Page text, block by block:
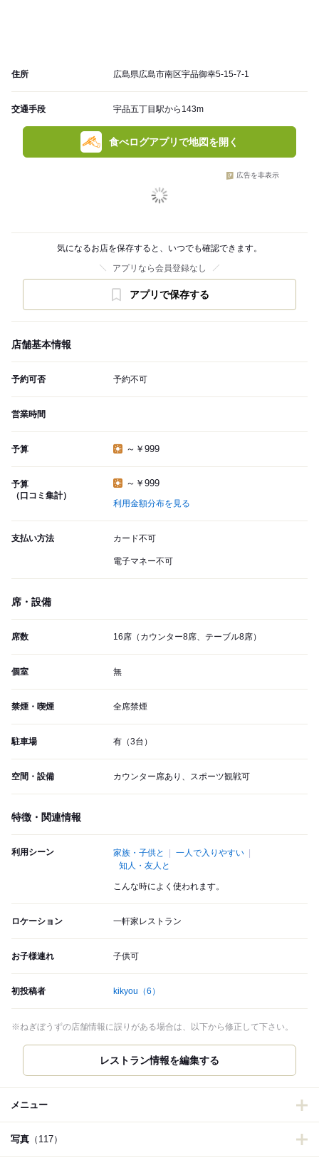
住所 広島県広島市南区宇品御幸5-15-7-1
交通手段 宇品五丁目駅から143m
食べログアプリで地図を開く
広告を非表示
気になるお店を保存すると、いつでも確認できます。
アプリなら会員登録なし
アプリで保存する
店舗基本情報
予約可否 予約不可
営業時間
予算 ～￥999
予算
（口コミ集計）
～￥999
利用金額分布を見る
支払い方法 カード不可
電子マネー不可
席・設備
席数 16席（カウンター8席、テーブル8席）
個室 無
禁煙・喫煙 全席禁煙
駐車場 有（3台）
空間・設備 カウンター席あり、スポーツ観戦可
特徴・関連情報
利用シーン 家族・子供と
一人で入りやすい
知人・友人と
こんな時によく使われます。
ロケーション 一軒家レストラン
お子様連れ 子供可
初投稿者 kikyou （6）
※ねぎぼうずの店舗情報に誤りがある場合は、以下から修正して下さい。
メニュー
写真 （117）